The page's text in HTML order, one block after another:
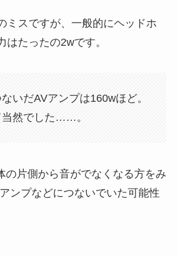
ミスですが、一般的にヘッドホ
はたったの2wです。
いだAVアンプは160wほど。
当然でした……。
の片側から音がでなくなる方をみ
ンプなどにつないでいた可能性